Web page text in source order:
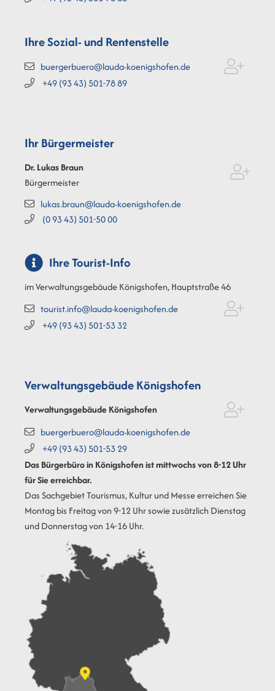
Ihre Sozial- und Rentenstelle
buergerbuero@lauda-koenigshofen.de
+49 (9343) 501-7889
Ihr Bürgermeister
Dr. LukasBraun
Bürgermeister
lukas.braun@lauda-koenigshofen.de
(09343) 501-5000
Ihre Tourist-Info
im Verwaltungsgebäude Königshofen, Hauptstraße 46
tourist.info@lauda-koenigshofen.de
+49 (9343) 501-5332
Verwaltungsgebäude Königshofen
Verwaltungsgebäude Königshofen
buergerbuero@lauda-koenigshofen.de
+49 (9343) 501-5329
Das Bürgerbüro in Königshofen ist mittwochs von 8-12 Uhr
für Sie erreichbar.
Das Sachgebiet Tourismus, Kultur und Messe erreichen Sie
Montag bis Freitag von 9-12 Uhr sowie zusätzlich Dienstag
und Donnerstag von 14-16 Uhr.